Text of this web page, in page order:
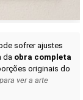
sofrer ajustes
da obra completa
originais do
ver a arte